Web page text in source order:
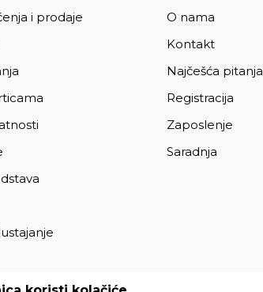
i prodaje
O nama
Kontakt
Najčešća pitanja
Registracija
Zaposlenje
Saradnja